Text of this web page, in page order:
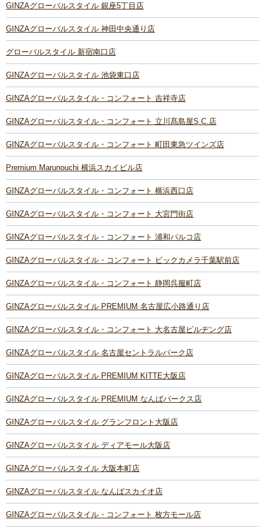
GINZAグローバルスタイル 銀座5丁目店
GINZAグローバルスタイル 神田中央通り店
グローバルスタイル 新宿南口店
GINZAグローバルスタイル 池袋東口店
GINZAグローバルスタイル・コンフォート 吉祥寺店
GINZAグローバルスタイル・コンフォート 立川髙島屋S.C.店
GINZAグローバルスタイル・コンフォート 町田東急ツインズ店
Premium Marunouchi 横浜スカイビル店
GINZAグローバルスタイル・コンフォート 横浜西口店
GINZAグローバルスタイル・コンフォート 大宮門街店
GINZAグローバルスタイル・コンフォート 浦和パルコ店
GINZAグローバルスタイル・コンフォート ビックカメラ千葉駅前店
GINZAグローバルスタイル・コンフォート 静岡呉服町店
GINZAグローバルスタイル PREMIUM 名古屋広小路通り店
GINZAグローバルスタイル・コンフォート 大名古屋ビルヂング店
GINZAグローバルスタイル 名古屋セントラルパーク店
GINZAグローバルスタイル PREMIUM KITTE大阪店
GINZAグローバルスタイル PREMIUM なんばパークス店
GINZAグローバルスタイル グランフロント大阪店
GINZAグローバルスタイル ディアモール大阪店
GINZAグローバルスタイル 大阪本町店
GINZAグローバルスタイル なんばスカイオ店
GINZAグローバルスタイル・コンフォート 枚方モール店